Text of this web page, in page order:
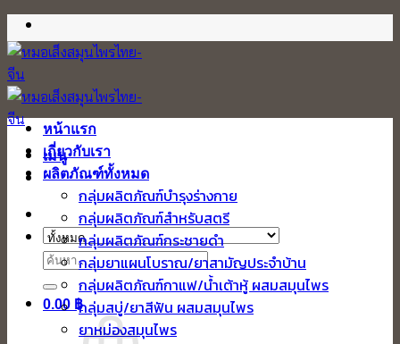
ข้าม
ไป
ยัง
เนื้อหา
เมนู
ค้นหา:
0.00 ฿
หน้าแรก
เกี่ยวกับเรา
ผลิตภัณฑ์ทั้งหมด
กลุ่มผลิตภัณฑ์บำรุงร่างกาย
กลุ่มผลิตภัณฑ์สำหรับสตรี
กลุ่มผลิตภัณฑ์กระชายดำ
กลุ่มยาแผนโบราณ/ยาสามัญประจำบ้าน
กลุ่มผลิตภัณฑ์กาแฟ/น้ำเต้าหู้ ผสมสมุนไพร
กลุ่มสบู่/ยาสีฟัน ผสมสมุนไพร
ยาหม่องสมุนไพร